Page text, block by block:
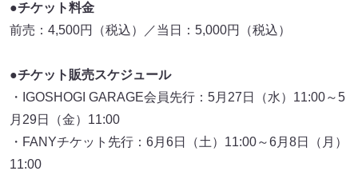
●チケット料金
前売：4,500円（税込）／当日：5,000円（税込）
●チケット販売スケジュール
・IGOSHOGI GARAGE会員先行：5月27日（水）11:00～5
月29日（金）11:00
・FANYチケット先行：6月6日（土）11:00～6月8日（月）
11:00